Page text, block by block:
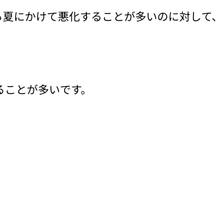
にかけて悪化することが多いのに対して、
とが多いです。